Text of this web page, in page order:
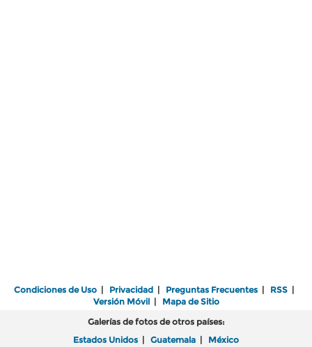
Condiciones de Uso | Privacidad | Preguntas Frecuentes | RSS |
Versión Móvil| Mapa de Sitio
Galerías de fotos de otros países:
Estados Unidos | Guatemala | México